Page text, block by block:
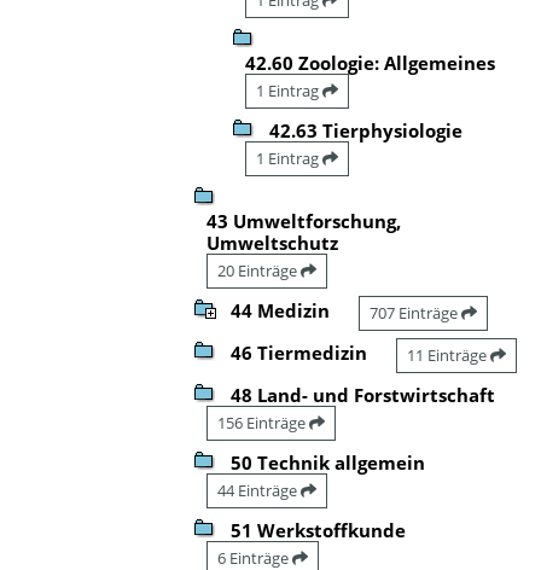
42.60 Zoologie: Allgemeines
1 Eintrag
42.63 Tierphysiologie
1 Eintrag
43 Umweltforschung,
Umweltschutz
20 Einträge
44 Medizin 707 Einträge
46 Tiermedizin 11 Einträge
48 Land- und Forstwirtschaft
156 Einträge
50 Technik allgemein
44 Einträge
51 Werkstoffkunde
6 Einträge